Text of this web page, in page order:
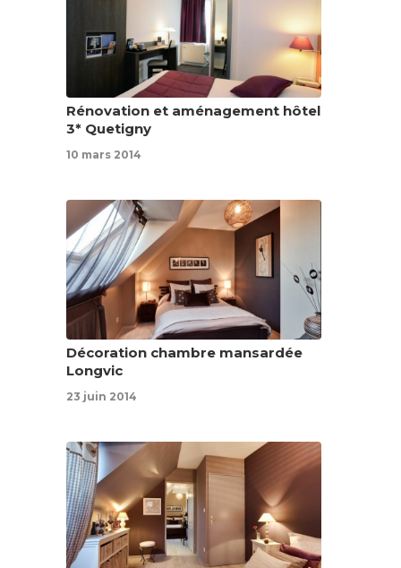
Rénovation et aménagement hôtel
3* Quetigny
10 mars 2014
Décoration chambre mansardée
Longvic
23 juin 2014